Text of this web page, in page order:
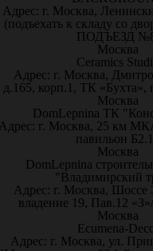
Адрес: г. Москва,
(подъехать к складу со
ПОДЪЕЗД
Москва
Ceramics
Адрес: г. Москва,
д.165, корп.1, ТК «Бухта»,
Москва
DomLepnina ТК
г. Москва, 25 км
павильон
Москва
DomLepnina
"Владимирский
Адрес: г. Москва, Шоссе
владение 19, Пав.12
Москва
Ecumena-
Адрес: г. Москва, ул.